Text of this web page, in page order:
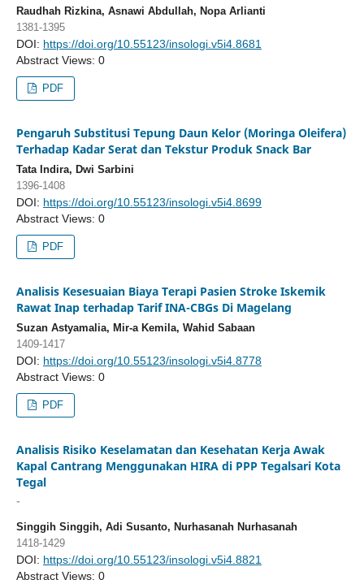
Raudhah Rizkina, Asnawi Abdullah, Nopa Arlianti
1381-1395
DOI: https://doi.org/10.55123/insologi.v5i4.8681
Abstract Views: 0
PDF
Pengaruh Substitusi Tepung Daun Kelor (Moringa Oleifera)
Terhadap Kadar Serat dan Tekstur Produk Snack Bar
Tata Indira, Dwi Sarbini
1396-1408
DOI: https://doi.org/10.55123/insologi.v5i4.8699
Abstract Views: 0
PDF
Analisis Kesesuaian Biaya Terapi Pasien Stroke Iskemik
Rawat Inap terhadap Tarif INA-CBGs Di Magelang
Suzan Astyamalia, Mir-a Kemila, Wahid Sabaan
1409-1417
DOI: https://doi.org/10.55123/insologi.v5i4.8778
Abstract Views: 0
PDF
Analisis Risiko Keselamatan dan Kesehatan Kerja Awak
Kapal Cantrang Menggunakan HIRA di PPP Tegalsari Kota
Tegal
-
Singgih Singgih, Adi Susanto, Nurhasanah Nurhasanah
1418-1429
DOI: https://doi.org/10.55123/insologi.v5i4.8821
Abstract Views: 0